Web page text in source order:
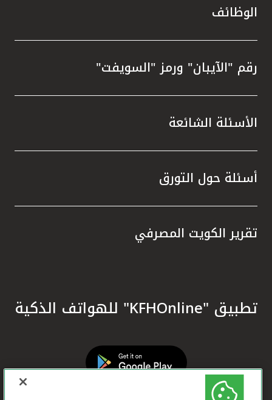
الوظائف
رقم "الآيبان" ورمز "السويفت"
الأسئلة الشائعة
أسئلة حول التورق
تقرير الكويت المصرفي
تطبيق "KFHOnline" للهواتف الذكية